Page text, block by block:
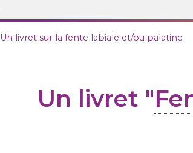
Un livret sur la fente labiale et/ou palatine
Un livret "